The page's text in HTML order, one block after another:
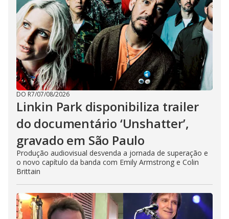
DO R7/07/08/2026
Linkin Park disponibiliza trailer
do documentário ‘Unshatter’,
gravado em São Paulo
Produção audiovisual desvenda a jornada de superação e
o novo capítulo da banda com Emily Armstrong e Colin
Brittain